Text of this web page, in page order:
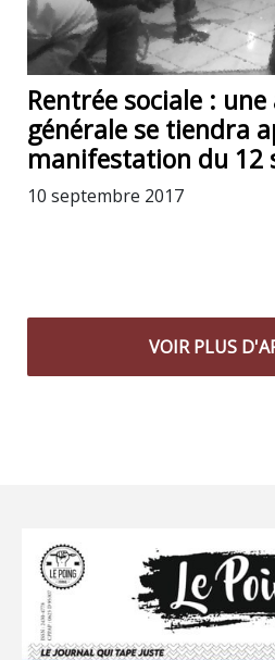
Rentrée sociale :
générale se tiendra
manifestation du 12
10 septembre 2017
VOIR PLUS